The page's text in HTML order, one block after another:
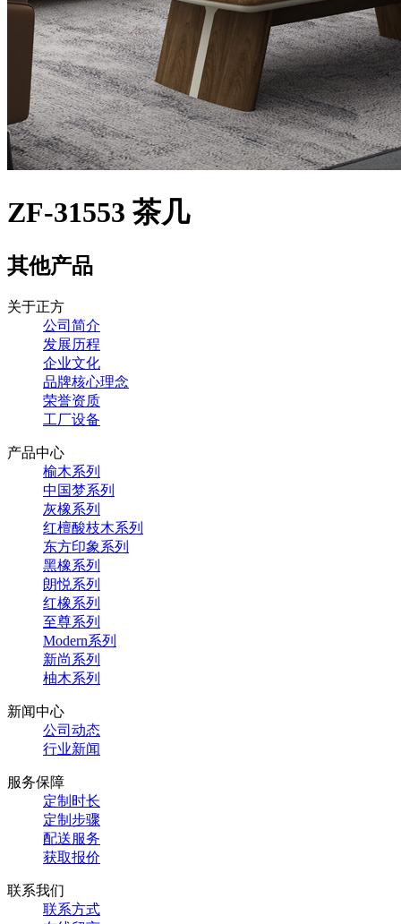
ZF-31553 茶几
其他产品
关于正方
公司简介
发展历程
企业文化
品牌核心理念
荣誉资质
工厂设备
产品中心
榆木系列
中国梦系列
灰橡系列
红檀酸枝木系列
东方印象系列
黑橡系列
朗悦系列
红橡系列
至尊系列
Modern系列
新尚系列
柚木系列
新闻中心
公司动态
行业新闻
服务保障
定制时长
定制步骤
配送服务
获取报价
联系我们
联系方式